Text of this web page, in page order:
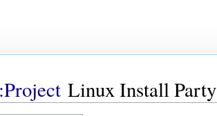
Linux Install Party